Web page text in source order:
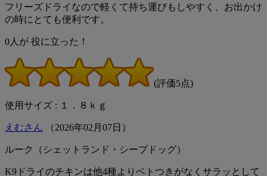
フリーズドライなので軽くて持ち運びもしやすく、お出かけ
の時にとても便利です。
0 人が 役に立った！
(評価5点)
使用サイズ : １．８ｋｇ
えむさん （2026年02 月 07日）
ルーク（シェットランド・シープドッグ）
K9ドライのチキンは他4種よりベトつきがなくサラッとして